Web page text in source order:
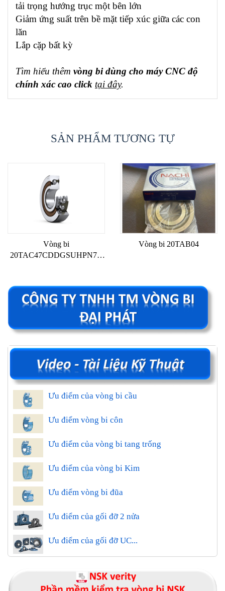
tải trọng hướng trục một bên lớn
Giảm ứng suất trên bề mặt tiếp xúc giữa các con
lăn
Lắp cặp bất kỳ
Tìm hiểu thêm vòng bi dùng cho máy CNC độ
chính xác cao click tại đây.
SẢN PHẨM TƯƠNG TỰ
Vòng bi
20TAC47CDDGSUHPN7C
Vòng bi 20TAB04
Ưu điểm của vòng bi cầu
Ưu điểm vòng bi côn
Ưu điểm của vòng bi tang trống
Ưu điểm của vòng bi Kim
Ưu điểm vòng bi đũa
Ưu điểm của gối đỡ 2 nửa
Ưu điểm của gối đỡ UC...